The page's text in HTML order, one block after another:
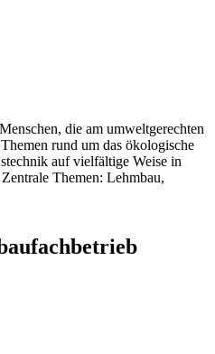
die am umweltgerechten
rund um das ökologische
auf vielfältige Weise in
Themen: Lehmbau,